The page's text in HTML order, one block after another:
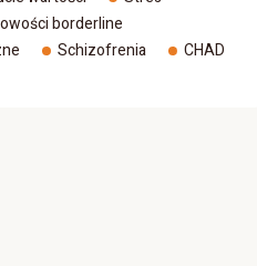
borderline
Schizofrenia
CHAD